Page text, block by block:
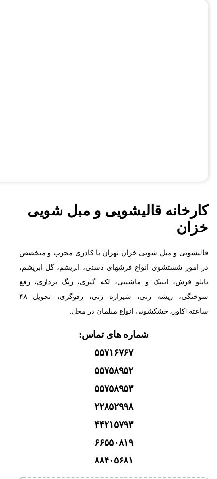
کارخانه قالیشویی و مبل شویی
خزان
قالیشویی و مبل شویی خزان تهران با کادری مجرب و متخصص
در امور شستشوی انواع فرشهای دستی، ابریشم، گل ابریشم،
تابلو فرش، انتیک و ماشینی، لکه گیری، رنگ برداری، رفع
سوختگی، ریشه زنی، شیرازه زنی، رفوگری، تحویل ۴۸
ساعته+کاور، خشکشویی انواع مبلمان در محل.
شماره های تماس:
۵۵۷۱۶۷۶۷
۵۵۷۵۸۹۵۲
۵۵۷۵۸۹۵۳
۲۲۸۵۲۹۹۸
۴۴۲۱۵۷۹۳
۶۶۵۵۰۸۱۹
۸۸۴۰۵۶۸۱